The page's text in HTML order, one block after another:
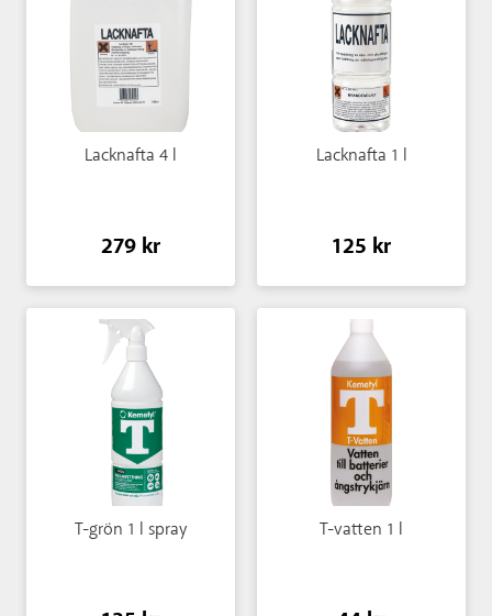
Lacknafta 4 l
279 kr
Lacknafta 1 l
125 kr
T-grön 1 l spray T-vatten 1 l